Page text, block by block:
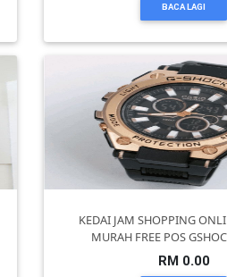
BACA LAGI
KEDAI JAM SHOPPING
MURAH FREE POS
RM 0.00